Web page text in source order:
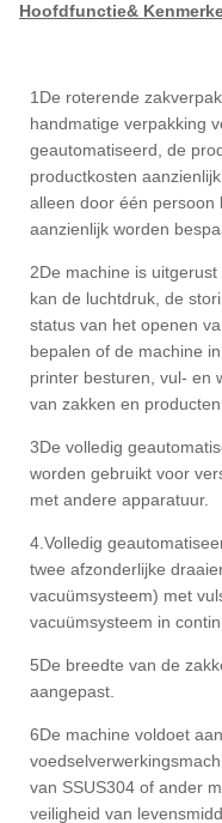
Hoofdfunctie&
1De roterende
handmatige verpakking
geautomatiseerd, de
productkosten
alleen door één persoon
aanzienlijk worden
2De machine is
kan de luchtdruk, de
status van het openen
bepalen of de machine
printer besturen, vul- en
van zakken en
3De volledig
worden gebruikt voor
met andere apparatuur.
4.Volledig
twee afzonderlijke
vacuümsysteem) met
vacuümsysteem in
5De breedte van de
aangepast.
6De machine voldoet
van SSUS304 of ander
veiligheid van